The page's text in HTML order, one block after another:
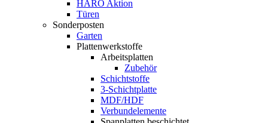
HARO Aktion
Türen
Sonderposten
Garten
Plattenwerkstoffe
Arbeitsplatten
Zubehör
Schichtstoffe
3-Schichtplatte
MDF/HDF
Verbundelemente